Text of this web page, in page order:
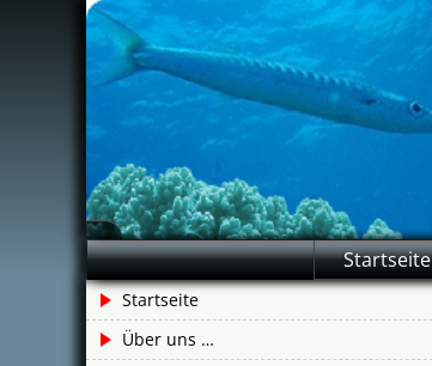
123DIVE.de
deutsche
Tauchschule
in Hurghada
Startseite
Startseite
Über uns …